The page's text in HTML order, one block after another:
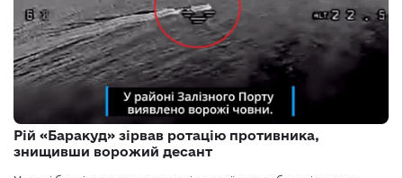
Рій «Баракуд» зірвав ротацію противника,
знищивши ворожий десант